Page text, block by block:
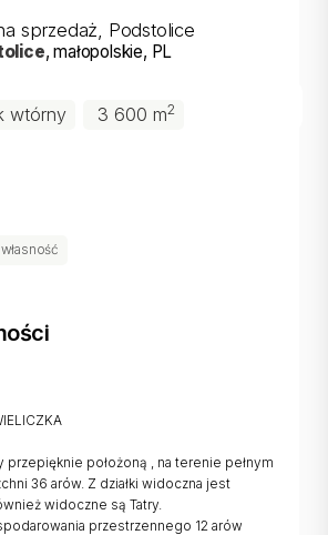
sprzedaż, Podstolice
, małopolskie, PL
wtórny 3 600 m2
własność
położoną , na terenie pełnym
36 arów. Z działki widoczna jest
widoczne są Tatry.
przestrzennego 12 arów